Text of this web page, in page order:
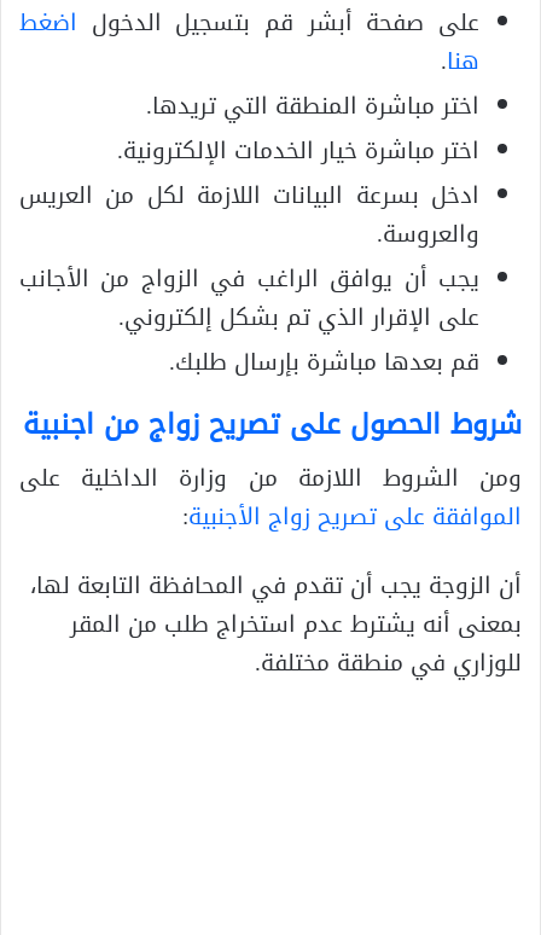
على صفحة أبشر قم بتسجيل الدخول اضغط
هنا.
اختر مباشرة المنطقة التي تريدها.
اختر مباشرة خيار الخدمات الإلكترونية.
ادخل بسرعة البيانات اللازمة لكل من العريس
والعروسة.
يجب أن يوافق الراغب في الزواج من الأجانب
على الإقرار الذي تم بشكل إلكتروني.
قم بعدها مباشرة بإرسال طلبك.
شروط الحصول على تصريح زواج من اجنبية
ومن الشروط اللازمة من وزارة الداخلية على
الموافقة على تصريح زواج الأجنبية:
أن الزوجة يجب أن تقدم في المحافظة التابعة لها،
بمعنى أنه يشترط عدم استخراج طلب من المقر
للوزاري في منطقة مختلفة.